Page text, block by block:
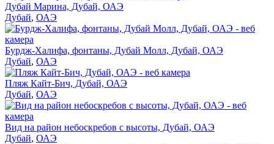
Дубай Марина, Дубай, ОАЭ
Дубай, ОАЭ
Бурдж-Халифа, фонтаны, Дубай Молл, Дубай, ОАЭ
Дубай, ОАЭ
Пляж Кайт-Бич, Дубай, ОАЭ
Дубай, ОАЭ
Вид на район небоскребов с высоты, Дубай, ОАЭ
Дубай, ОАЭ